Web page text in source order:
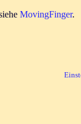
MovingFinger.